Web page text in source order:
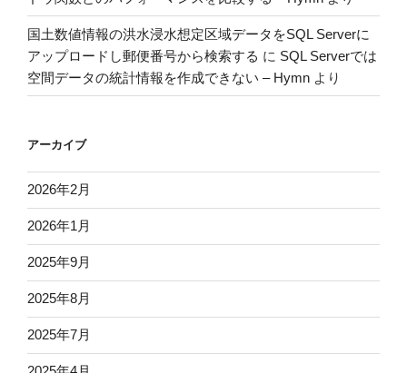
国土数値情報の洪水浸水想定区域データをSQL Serverに
アップロードし郵便番号から検索する に SQL Serverでは
空間データの統計情報を作成できない – Hymn より
アーカイブ
2026年2月
2026年1月
2025年9月
2025年8月
2025年7月